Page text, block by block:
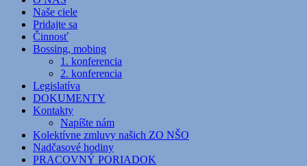
Naše ciele
Pridajte sa
Činnosť
Bossing, mobing
1. konferencia
2. konferencia
Legislatíva
DOKUMENTY
Kontakty
Napíšte nám
Kolektívne zmluvy našich ZO NŠO
Nadčasové hodiny
PRACOVNÝ PORIADOK